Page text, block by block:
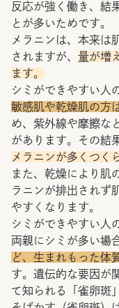
反応が強く働き、結
とが多いためです。
メラニンは、本来は
されますが、 量が増
ます。
シミができやすい人
敏感肌や乾燥肌の方
め、紫外線や摩擦な
があります。その結
メラニンが多くつく
また、乾燥により肌
ラニンが排出されず
やすくなります。
シミができやすい人
両親にシミが多い場
ど、生まれもった体
す。遺伝的な要因が
て知られる「雀卵斑